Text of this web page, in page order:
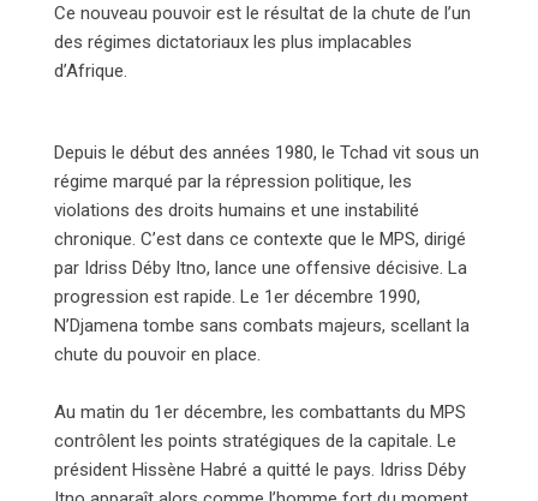
Ce nouveau pouvoir est le résultat de la chute de l’un
des régimes dictatoriaux les plus implacables
d’Afrique.
Depuis le début des années 1980, le Tchad vit sous un
régime marqué par la répression politique, les
violations des droits humains et une instabilité
chronique. C’est dans ce contexte que le MPS, dirigé
par Idriss Déby Itno, lance une offensive décisive. La
progression est rapide. Le 1er décembre 1990,
N’Djamena tombe sans combats majeurs, scellant la
chute du pouvoir en place.
Au matin du 1er décembre, les combattants du MPS
contrôlent les points stratégiques de la capitale. Le
président Hissène Habré a quitté le pays. Idriss Déby